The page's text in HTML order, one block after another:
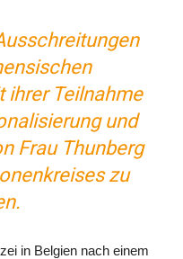
ihrer Teilnahme
und
Frau Thunberg
zu
in Belgien nach einem